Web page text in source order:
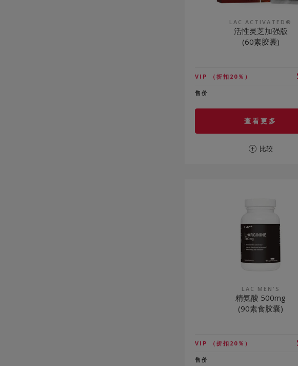
LAC ACTIVATED®
活性灵芝加强版
(60素胶囊)
VIP （折扣20％）
售价
查看更多
比较
LAC MEN'S
精氨酸 500mg
(90素食胶囊)
VIP （折扣20％）
售价